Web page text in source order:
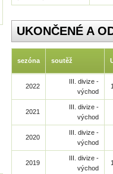
UKONČENÉ A
sezóna soutěž
2022
III. divize -
východ
2021
III. divize -
východ
2020
III. divize -
východ
2019
III. divize -
východ